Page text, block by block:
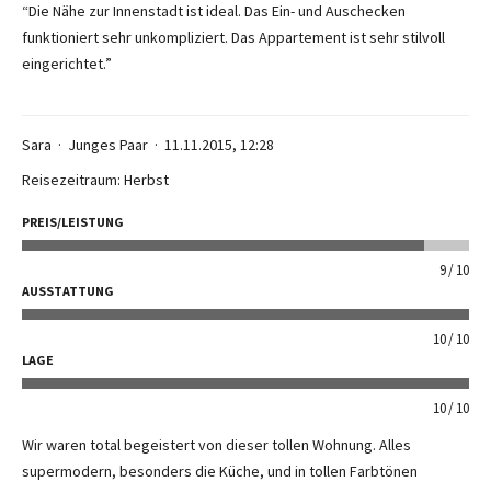
“Die Nähe zur Innenstadt ist ideal. Das Ein- und Auschecken
funktioniert sehr unkompliziert. Das Appartement ist sehr stilvoll
eingerichtet.”
Sara Junges Paar
11.11.2015, 12:28
Reisezeitraum: Herbst
PREIS/LEISTUNG
9 10
AUSSTATTUNG
10 10
LAGE
10 10
Wir waren total begeistert von dieser tollen Wohnung. Alles
supermodern, besonders die Küche, und in tollen Farbtönen